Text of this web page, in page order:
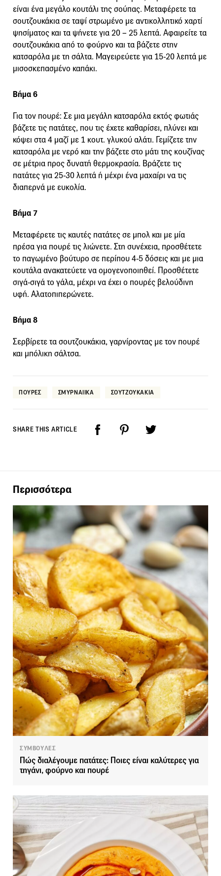
είναι ένα μεγάλο κουτάλι της σούπας. Μεταφέρετε τα
σουτζουκάκια σε ταψί στρωμένο με αντικολλητικό χαρτί
ψησίματος και τα ψήνετε για 20 – 25 λεπτά. Αφαιρείτε τα
σουτζουκάκια από το φούρνο και τα βάζετε στην
κατσαρόλα με τη σάλτα. Μαγειρεύετε για 15-20 λεπτά με
μισοσκεπασμένο καπάκι.
Βήμα 6
Για τον πουρέ: Σε μια μεγάλη κατσαρόλα εκτός φωτιάς
βάζετε τις πατάτες, που τις έχετε καθαρίσει, πλύνει και
κόψει στα 4 μαζί με 1 κουτ. γλυκού αλάτι. Γεμίζετε την
κατσαρόλα με νερό και την βάζετε στο μάτι της κουζίνας
σε μέτρια προς δυνατή θερμοκρασία. Βράζετε τις
πατάτες για 25-30 λεπτά ή μέχρι ένα μαχαίρι να τις
διαπερνά με ευκολία.
Βήμα 7
Μεταφέρετε τις καυτές πατάτες σε μπολ και με μία
πρέσα για πουρέ τις λιώνετε. Στη συνέχεια, προσθέτετε
το παγωμένο βούτυρο σε περίπου 4-5 δόσεις και με μια
κουτάλα ανακατεύετε να ομογενοποιηθεί. Προσθέτετε
σιγά-σιγά το γάλα, μέχρι να έχει ο πουρές βελούδινη
υφή. Αλατοπιπερώνετε.
Βήμα 8
Σερβίρετε τα σουτζουκάκια, γαρνίροντας με τον πουρέ
και μπόλικη σάλτσα.
ΠΟΥΡΕΣ ΣΜΥΡΝΑΙΙΚΑ ΣΟΥΤΖΟΥΚΑΚΙΑ
SHARE THIS ARTICLE
Περισσότερα
ΣΥΜΒΟΥΛΕΣ
Πώς διαλέγουμε πατάτες: Ποιες είναι καλύτερες για
τηγάνι, φούρνο και πουρέ